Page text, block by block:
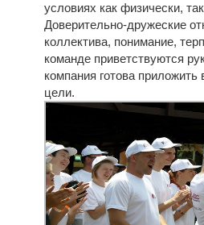
условиях как физически,
Доверительно-дружеские
коллектива, понимание,
команде приветствуются
компания готова приложить
цели.